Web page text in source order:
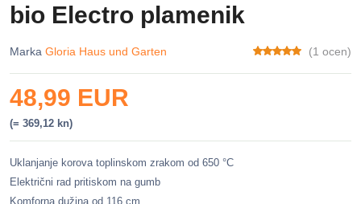
bio Electro plamenik
Marka Gloria Haus und Garten (1 ocen)
48,99 EUR
(= 369,12 kn)
Uklanjanje korova toplinskom zrakom od 650 °C
Električni rad pritiskom na gumb
Komforna dužina od 116 cm